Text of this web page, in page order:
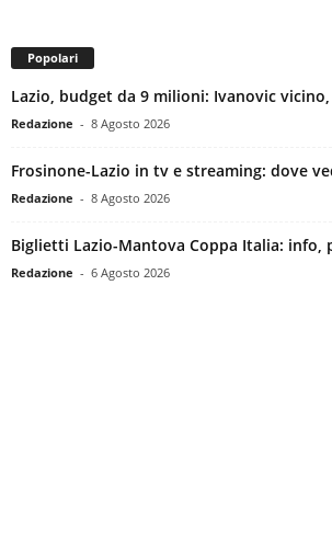
Popolari
Lazio, budget da 9 milioni: Ivanovic
Redazione - 8 Agosto 2026
Frosinone-Lazio in tv e streaming: dove
Redazione - 8 Agosto 2026
Biglietti Lazio-Mantova Coppa Italia: info,
Redazione - 6 Agosto 2026